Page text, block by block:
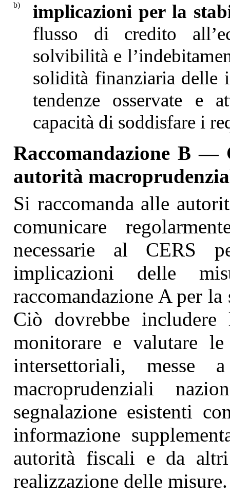
b)
implicazioni per la
flusso di credito
solvibilità e
solidità finanziaria delle
tendenze osservate e
capacità di soddisfare i
Raccomandazione B —
autorità
Si raccomanda alle
comunicare
necessarie al CERS
implicazioni delle
raccomandazione A per
Ciò dovrebbe includere
monitorare e valutare
intersettoriali, messe
macroprudenziali
segnalazione esistenti
informazione
autorità fiscali e da
realizzazione delle misure.